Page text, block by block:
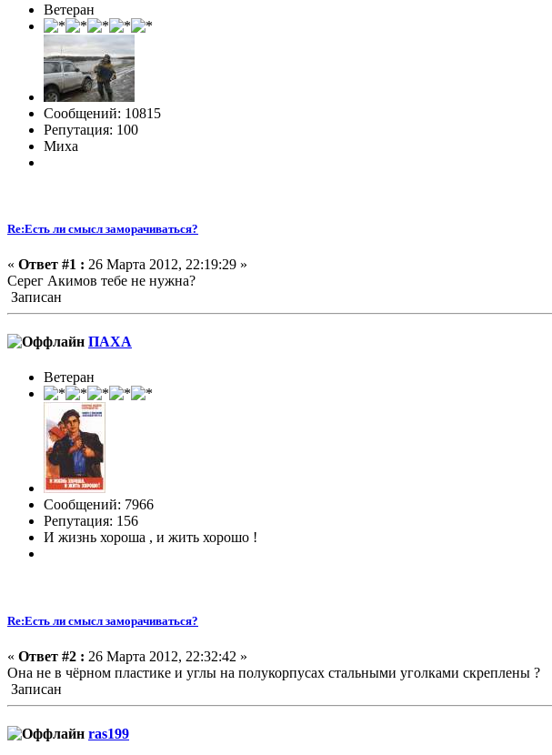
Ветеран
Сообщений: 10815
Репутация: 100
Миха
Re:Есть ли смысл заморачиваться?
« Ответ #1 : 26 Марта 2012, 22:19:29 »
Серег Акимов тебе не нужна?
Записан
ПАХА
Ветеран
Сообщений: 7966
Репутация: 156
И жизнь хороша , и жить хорошо !
Re:Есть ли смысл заморачиваться?
« Ответ #2 : 26 Марта 2012, 22:32:42 »
Она не в чёрном пластике и углы на полукорпусах стальными уголками скреплены ?
Записан
ras199